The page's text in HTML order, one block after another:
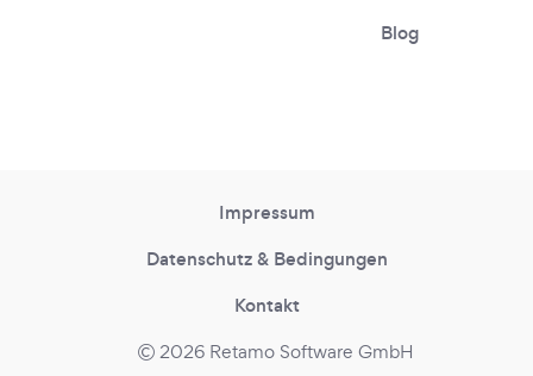
Blog
Impressum
Datenschutz & Bedingungen
Kontakt
2026 Retamo Software GmbH